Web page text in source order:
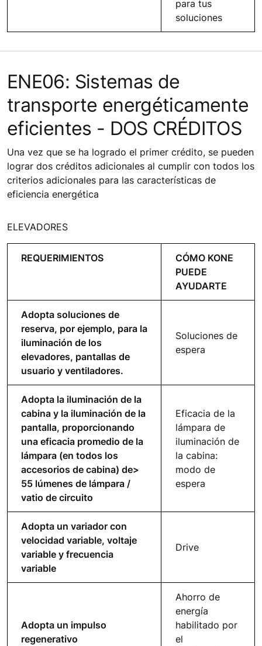
para tus
soluciones
ENE06: Sistemas de
transporte energéticamente
eficientes - DOS CRÉDITOS
Una vez que se ha logrado el primer crédito, se pueden
lograr dos créditos adicionales al cumplir con todos los
criterios adicionales para las características de
eficiencia energética
ELEVADORES
REQUERIMIENTOS
CÓMO KONE
PUEDE
AYUDARTE
Adopta soluciones de
reserva, por ejemplo, para la
iluminación de los
elevadores, pantallas de
usuario y ventiladores.
Soluciones de
espera
Adopta la iluminación de la
cabina y la iluminación de la
pantalla, proporcionando
una eficacia promedio de la
lámpara (en todos los
accesorios de cabina) de>
55 lúmenes de lámpara /
vatio de circuito
Eficacia de la
lámpara de
iluminación de
la cabina:
modo de
espera
Adopta un variador con
velocidad variable, voltaje
variable y frecuencia
variable
Drive
Adopta un impulso
regenerativo
Ahorro de
energía
habilitado por
el